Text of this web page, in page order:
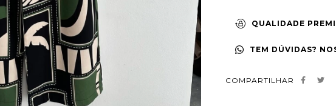
QUALIDADE
TEM DÚVIDAS?
COMPARTILHAR